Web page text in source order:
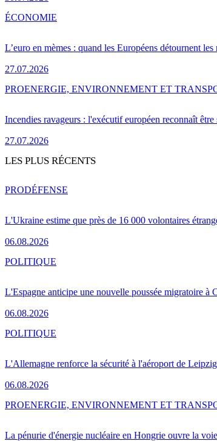
L’euro en mèmes : quand les Européens détournent
27.07.2026
ÉCONOMIE
Incendies ravageurs : l'exécutif européen reconnaît être
27.07.2026
PROENERGIE, ENVIRONNEMENT ET
LES PLUS RÉCENTS
L'Ukraine estime que près de 16 000 volontaires
06.08.2026
PRODÉFENSE
L'Espagne anticipe une nouvelle poussée migratoire à
06.08.2026
POLITIQUE
L'Allemagne renforce la sécurité à l'aéroport de
06.08.2026
POLITIQUE
La pénurie d'énergie nucléaire en Hongrie ouvre la
PROENERGIE, ENVIRONNEMENT ET